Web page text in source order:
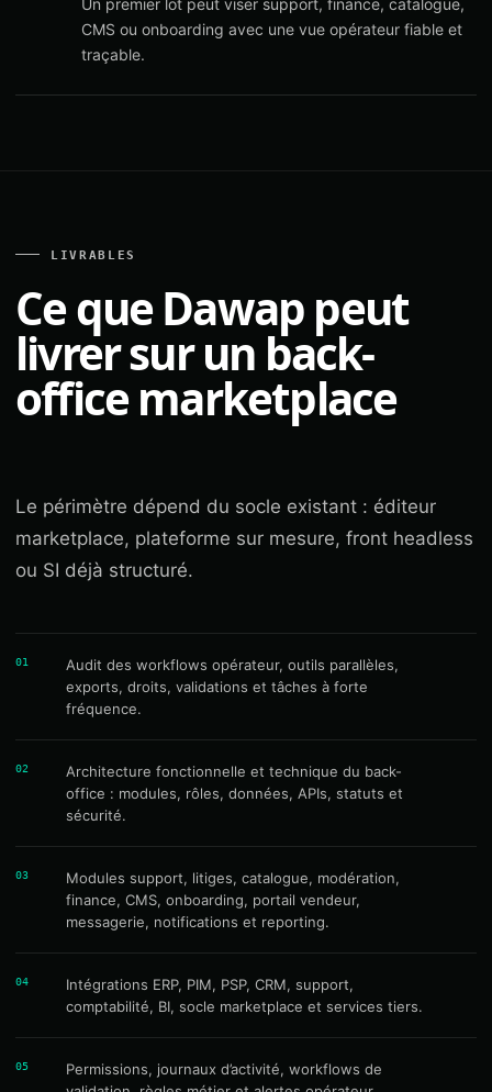
Un premier lot peut viser support, finance, catalogue,
CMS ou onboarding avec une vue opérateur fiable et
traçable.
LIVRABLES
Ce que Dawap peut
livrer sur un back-
office marketplace
Le périmètre dépend du socle existant : éditeur
marketplace, plateforme sur mesure, front headless
ou SI déjà structuré.
01
Audit des workflows opérateur, outils parallèles,
exports, droits, validations et tâches à forte
fréquence.
02
Architecture fonctionnelle et technique du back-
office : modules, rôles, données, APIs, statuts et
sécurité.
03
Modules support, litiges, catalogue, modération,
finance, CMS, onboarding, portail vendeur,
messagerie, notifications et reporting.
04
Intégrations ERP, PIM, PSP, CRM, support,
comptabilité, BI, socle marketplace et services tiers.
05
Permissions, journaux d’activité, workflows de